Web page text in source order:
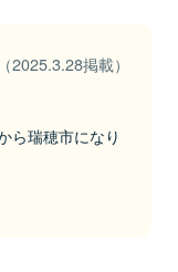
（2025.3.28掲載）
ら瑞穂市になり